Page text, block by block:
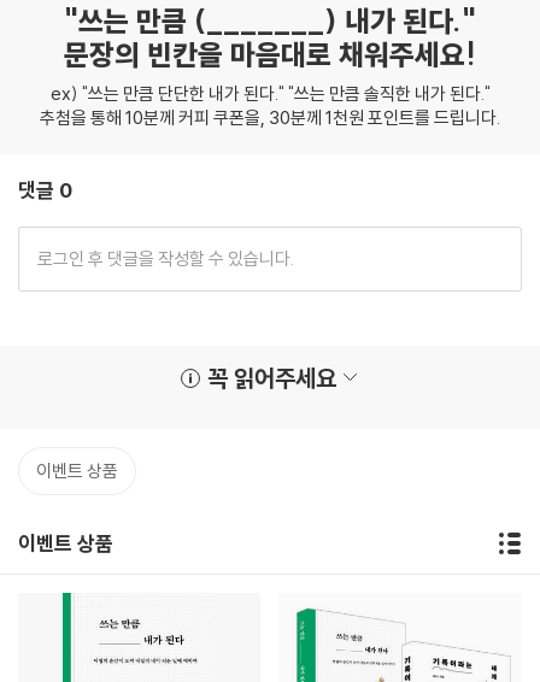
"쓰는 만큼 (_______) 내가 된다."
문장의 빈칸을 마음대로 채워주세요!
ex) "쓰는 만큼 단단한 내가 된다." "쓰는 만큼 솔직한 내가 된다."
추첨을 통해 10분께 커피 쿠폰을, 30분께 1천원 포인트를 드립니다.
댓글 0
꼭 읽어주세요
이벤트 상품
이벤트 상품